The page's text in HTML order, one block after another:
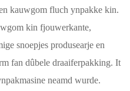
kauwgom fluch ynpakke kin.
kin fjouwerkante,
snoepjes produsearje en
fan dûbele draaiferpakking. It
neamd wurde.